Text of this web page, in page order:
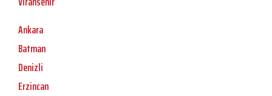
Ankara
Batman
Denizli
Erzincan